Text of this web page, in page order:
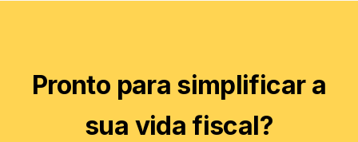
Pronto para simplificar a
sua vida fiscal?